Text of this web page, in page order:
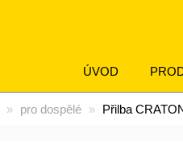
ÚVOD
pro dospělé Přilba